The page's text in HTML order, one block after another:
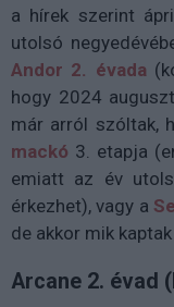
a hírek szerint
utolsó
Andor 2. évada
hogy 2024
már arról szóltak,
mackó 3. etapja
emiatt az év
érkezhet), vagy a
de akkor mik
Arcane 2. évad